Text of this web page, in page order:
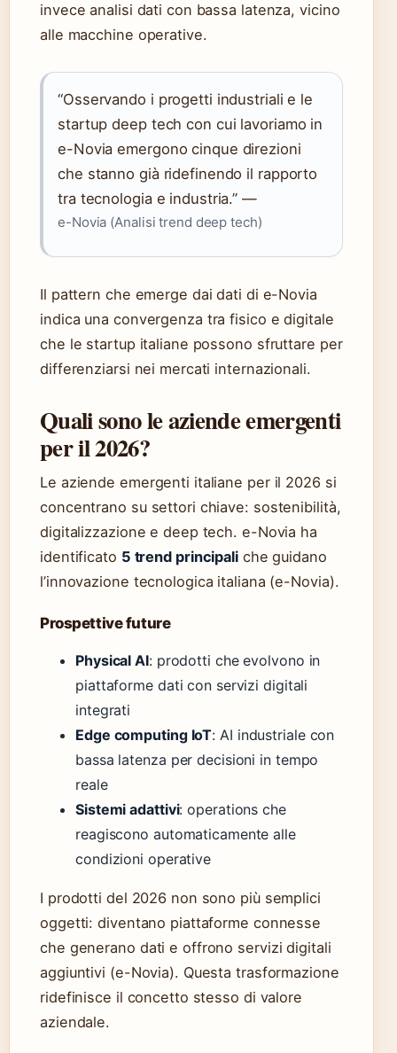
invece analisi dati con bassa latenza, vicino
alle macchine operative.
“Osservando i progetti industriali e le
startup deep tech con cui lavoriamo in
e-Novia emergono cinque direzioni
che stanno già ridefinendo il rapporto
tra tecnologia e industria.” —
e-Novia (Analisi trend deep tech)
Il pattern che emerge dai dati di e-Novia
indica una convergenza tra fisico e digitale
che le startup italiane possono sfruttare per
differenziarsi nei mercati internazionali.
Quali sono le aziende emergenti
per il 2026?
Le aziende emergenti italiane per il 2026 si
concentrano su settori chiave: sostenibilità,
digitalizzazione e deep tech. e-Novia ha
identificato 5 trend principaliche guidano
l’innovazione tecnologica italiana (e-Novia).
Prospettive future
Physical AI: prodotti che evolvono in
piattaforme dati con servizi digitali
integrati
Edge computing IoT: AI industriale con
bassa latenza per decisioni in tempo
reale
Sistemi adattivi: operations che
reagiscono automaticamente alle
condizioni operative
I prodotti del 2026 non sono più semplici
oggetti: diventano piattaforme connesse
che generano dati e offrono servizi digitali
aggiuntivi (e-Novia). Questa trasformazione
ridefinisce il concetto stesso di valore
aziendale.